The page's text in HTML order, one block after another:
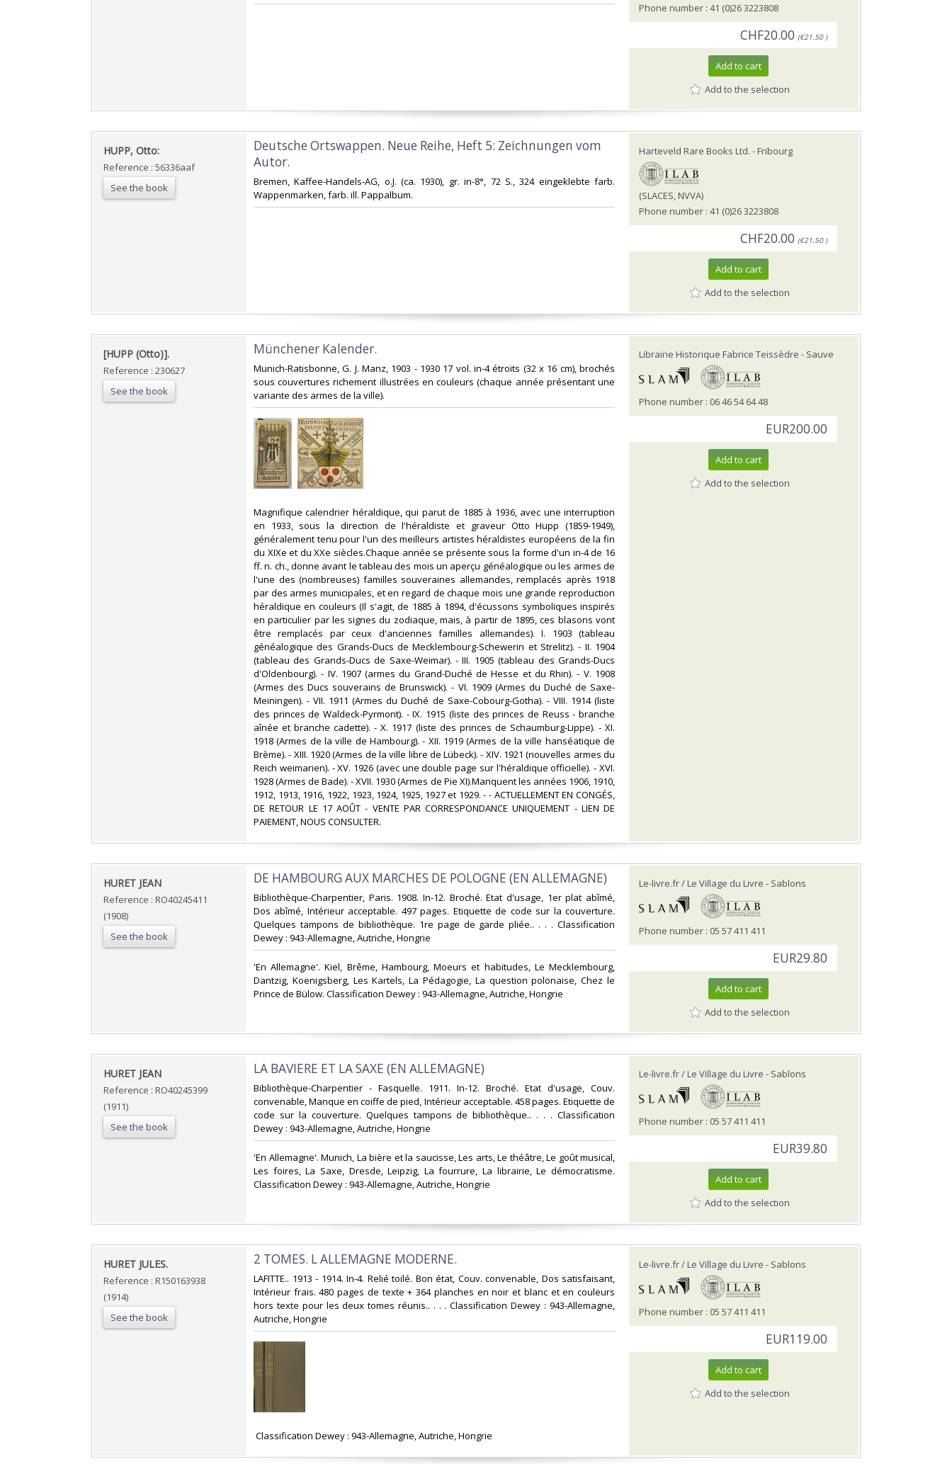
Phone number : 41 (0)26 3223808
CHF20.00 (€21.50 )
Add to cart
Add to the selection
‎HUPP, Otto:‎
Reference : 56336aaf
See the book
‎Deutsche Ortswappen. Neue Reihe, Heft 5: Zeichnungen vom
Autor. ‎
‎Bremen, Kaffee-Handels-AG, o.J. (ca. 1930), gr. in-8°, 72 S., 324 eingeklebte farb.
Wappenmarken, farb. ill. Pappalbum.‎
Harteveld Rare Books Ltd. - Fribourg
(SLACES, NVVA)
Phone number : 41 (0)26 3223808
CHF20.00 (€21.50 )
Add to cart
Add to the selection
‎[HUPP (Otto)].‎
Reference : 230627
See the book
‎Münchener Kalender.‎
‎Munich-Ratisbonne, G. J. Manz, 1903 - 1930 17 vol. in-4 étroits (32 x 16 cm), brochés
sous couvertures richement illustrées en couleurs (chaque année présentant une
variante des armes de la ville). ‎
‎Magnifique calendrier héraldique, qui parut de 1885 à 1936, avec une interruption
en 1933, sous la direction de l'héraldiste et graveur Otto Hupp (1859-1949),
généralement tenu pour l'un des meilleurs artistes héraldistes européens de la fin
du XIXe et du XXe siècles.Chaque année se présente sous la forme d'un in-4 de 16
ff. n. ch., donne avant le tableau des mois un aperçu généalogique ou les armes de
l'une des (nombreuses) familles souveraines allemandes, remplacés après 1918
par des armes municipales, et en regard de chaque mois une grande reproduction
héraldique en couleurs (Il s'agit, de 1885 à 1894, d'écussons symboliques inspirés
en particulier par les signes du zodiaque, mais, à partir de 1895, ces blasons vont
être remplacés par ceux d'anciennes familles allemandes). I. 1903 (tableau
généalogique des Grands-Ducs de Mecklembourg-Schewerin et Strelitz). - II. 1904
(tableau des Grands-Ducs de Saxe-Weimar). - III. 1905 (tableau des Grands-Ducs
d'Oldenbourg). - IV. 1907 (armes du Grand-Duché de Hesse et du Rhin). - V. 1908
(Armes des Ducs souverains de Brunswick). - VI. 1909 (Armes du Duché de Saxe-
Meiningen). - VII. 1911 (Armes du Duché de Saxe-Cobourg-Gotha). - VIII. 1914 (liste
des princes de Waldeck-Pyrmont). - IX. 1915 (liste des princes de Reuss - branche
aînée et branche cadette). - X. 1917 (liste des princes de Schaumburg-Lippe). - XI.
1918 (Armes de la ville de Hambourg). - XII. 1919 (Armes de la ville hanséatique de
Brème). - XIII. 1920 (Armes de la ville libre de Lübeck). - XIV. 1921 (nouvelles armes du
Reich weimarien). - XV. 1926 (avec une double page sur l'héraldique officielle). - XVI.
1928 (Armes de Bade). - XVII. 1930 (Armes de Pie XI).Manquent les années 1906, 1910,
1912, 1913, 1916, 1922, 1923, 1924, 1925, 1927 et 1929. - - ACTUELLEMENT EN CONGÉS,
DE RETOUR LE 17 AOÛT - VENTE PAR CORRESPONDANCE UNIQUEMENT - LIEN DE
PAIEMENT, NOUS CONSULTER.‎
Librairie Historique Fabrice Teissèdre - Sauve
Phone number : 06 46 54 64 48
EUR200.00
Add to cart
Add to the selection
‎HURET JEAN‎
Reference : RO40245411
(1908)
See the book
‎DE HAMBOURG AUX MARCHES DE POLOGNE (EN ALLEMAGNE)‎
‎Bibliothèque-Charpentier, Paris. 1908. In-12. Broché. Etat d'usage, 1er plat abîmé,
Dos abîmé, Intérieur acceptable. 497 pages. Etiquette de code sur la couverture.
Quelques tampons de bibliothèque. 1re page de garde pliée.. . . . Classification
Dewey : 943-Allemagne, Autriche, Hongrie‎
‎'En Allemagne'. Kiel, Brême, Hambourg, Moeurs et habitudes, Le Mecklembourg,
Dantzig, Koenigsberg, Les Kartels, La Pédagogie, La question polonaise, Chez le
Prince de Bülow. Classification Dewey : 943-Allemagne, Autriche, Hongrie‎
Le-livre.fr / Le Village du Livre - Sablons
Phone number : 05 57 411 411
EUR29.80
Add to cart
Add to the selection
‎HURET JEAN‎
Reference : RO40245399
(1911)
See the book
‎LA BAVIERE ET LA SAXE (EN ALLEMAGNE)‎
‎Bibliothèque-Charpentier - Fasquelle. 1911. In-12. Broché. Etat d'usage, Couv.
convenable, Manque en coiffe de pied, Intérieur acceptable. 458 pages. Etiquette de
code sur la couverture. Quelques tampons de bibliothèque.. . . . Classification
Dewey : 943-Allemagne, Autriche, Hongrie‎
‎'En Allemagne'. Munich, La bière et la saucisse, Les arts, Le théâtre, Le goût musical,
Les foires, La Saxe, Dresde, Leipzig, La fourrure, La librairie, Le démocratisme.
Classification Dewey : 943-Allemagne, Autriche, Hongrie‎
Le-livre.fr / Le Village du Livre - Sablons
Phone number : 05 57 411 411
EUR39.80
Add to cart
Add to the selection
‎HURET JULES.‎
Reference : R150163938
(1914)
See the book
‎2 TOMES. L ALLEMAGNE MODERNE.‎
‎LAFITTE.. 1913 - 1914. In-4. Relié toilé. Bon état, Couv. convenable, Dos satisfaisant,
Intérieur frais. 480 pages de texte + 364 planches en noir et blanc et en couleurs
hors texte pour les deux tomes réunis.. . . . Classification Dewey : 943-Allemagne,
Autriche, Hongrie‎
‎ Classification Dewey : 943-Allemagne, Autriche, Hongrie‎
Le-livre.fr / Le Village du Livre - Sablons
Phone number : 05 57 411 411
EUR119.00
Add to cart
Add to the selection